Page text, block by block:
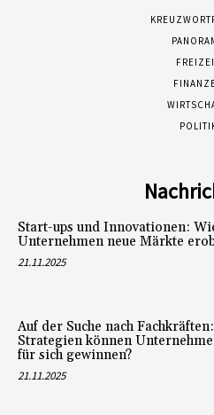
Start-ups und Innovationen:
Unternehmen neue Märkte
21.11.2025
Auf der Suche nach
Strategien können
für sich gewinnen?
21.11.2025